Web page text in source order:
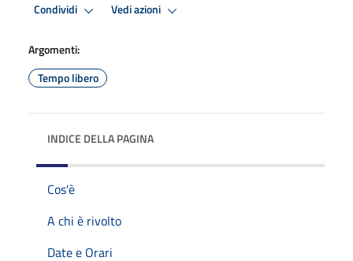
Condividi Vedi azioni
Argomenti:
Tempo libero
INDICE DELLA PAGINA
Cos'è
A chi è rivolto
Date e Orari